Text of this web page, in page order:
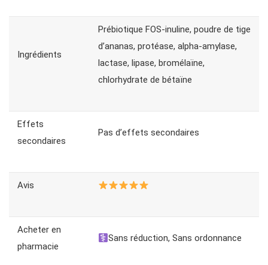
Ingrédients
Prébiotique FOS-inuline, poudre de tige
d’ananas, protéase, alpha-amylase,
lactase, lipase, bromélaïne,
chlorhydrate de bétaïne
Effets
secondaires
Pas d’effets secondaires
Avis
Acheter en
pharmacie
Sans réduction, Sans ordonnance